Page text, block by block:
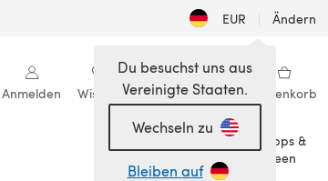
EUR | Ändern
Anmelden Wishlist Meine Bibliothek Warenkorb
Anlässe
Tipps &
Ideen
Du besuchst uns aus
Vereinigte Staaten.
Wechseln zu
Bleiben auf